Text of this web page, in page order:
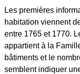
Les premières
habitation viennent
entre 1765 et 1770.
appartient à la
bâtiments et le
semblent indiquer